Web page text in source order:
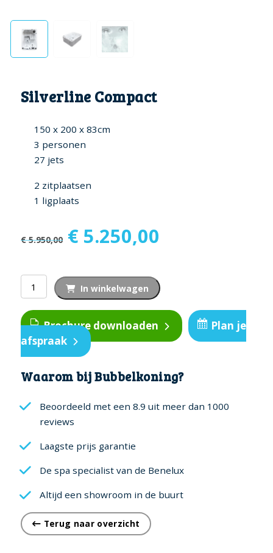
Silverline Compact
150 x 200 x 83cm
3 personen
27 jets
2 zitplaatsen
1 ligplaats
€5.950,00 Oorspronkelijke
prijs
€ 5.950,00.
€ 5.250,00
€ 5.250,00.
Silverline
Compact
aantal
In winkelwagen
Brochure downloaden
Plan je
afspraak
Waarom bij Bubbelkoning?
Beoordeeld met een 8.9 uit meer dan 1000
reviews
Laagste prijs garantie
De spa specialist van de Benelux
Altijd een showroom in de buurt
Terug naar overzicht